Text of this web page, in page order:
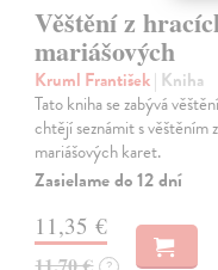
Věštění z
mariášových
Kruml František| Kniha
Tato kniha se zabývá
chtějí seznámit s
mariášových karet.
Zasielame do 12 dní
11,35 €
11,70 €